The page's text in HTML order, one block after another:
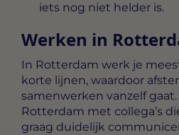
iets nog niet helder is.
Werken in
In Rotterdam werk je
korte lijnen, waardoor
samenwerken vanzelf
Rotterdam met collega’s
graag duidelijk